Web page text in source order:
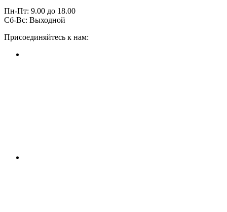
Пн-Пт: 9.00 до 18.00
Сб-Вс: Выходной
Присоединяйтесь к нам: